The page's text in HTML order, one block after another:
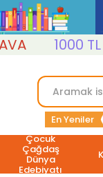
1000 TL ve
En Yeniler
Çocuk
Çağdaş
Dünya
Edebiyatı